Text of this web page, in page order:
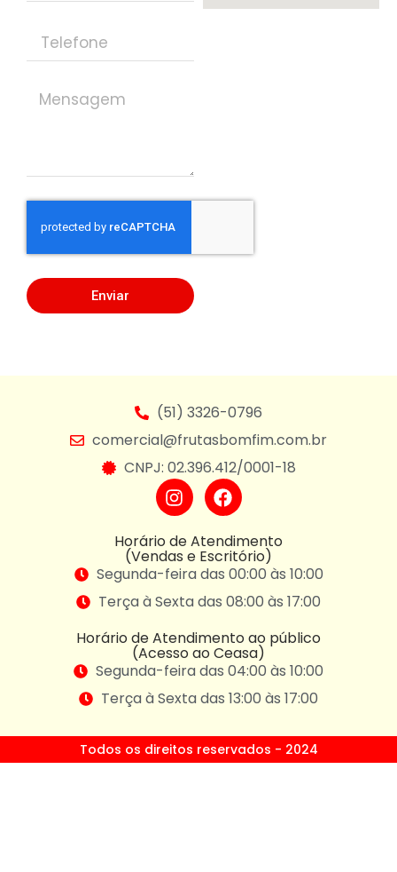
Enviar
(51) 3326-0796
comercial@frutasbomfim.com.br
CNPJ: 02.396.412/0001-18
Horário de Atendimento
(Vendas e Escritório)
Segunda-feira das 00:00 às 10:00
Terça à Sexta das 08:00 às 17:00
Horário de Atendimento ao público
(Acesso ao Ceasa)
Segunda-feira das 04:00 às 10:00
Terça à Sexta das 13:00 às 17:00
Todos os direitos reservados - 2024